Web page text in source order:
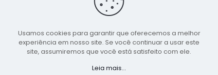
E-MAIL: ouvidoria@saobentodouna.pe.gov.br
Copyright 2021-2026 - Assessoria de Comunicação da
Prefeitura de São Bento do Una - PE
Usamos cookies para garantir que oferecemos a melhor
experiência em nosso site. Se você continuar a usar este
site, assumiremos que você está satisfeito com ele.
Leia mais...